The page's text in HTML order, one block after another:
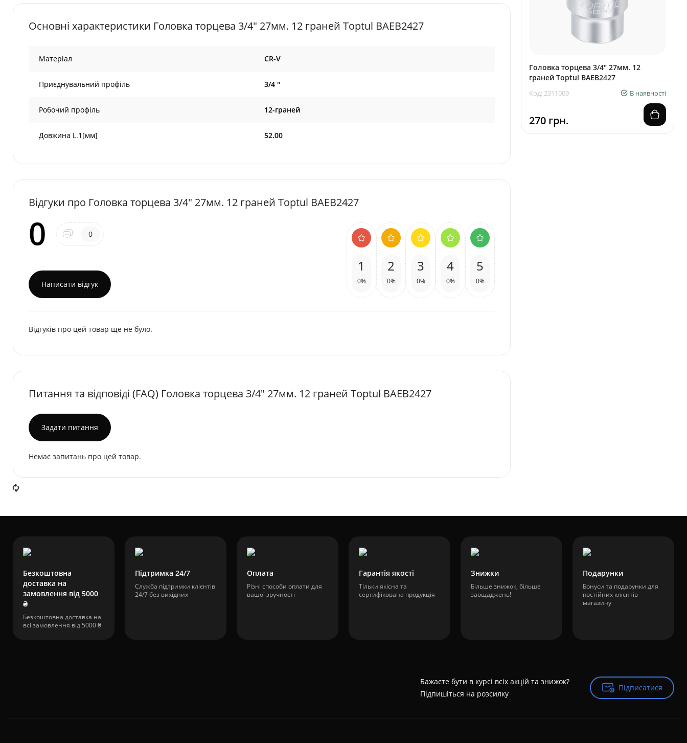
Основні характеристики Головка торцева 3/4" 27мм. 12 граней Toptul BAEB2427
Матеріал CR-V
Приєднувальний профіль 3/4 "
Робочий профіль 12-граней
Довжина L.1[мм] 52.00
Відгуки про Головка торцева 3/4" 27мм. 12 граней Toptul BAEB2427
0 0
Написати відгук
1
0%
2
0%
3
0%
4
0%
5
0%
Відгуків про цей товар ще не було.
Питання та відповіді (FAQ) Головка торцева 3/4" 27мм. 12 граней Toptul BAEB2427
Задати питання
Немає запитань про цей товар.
Головка торцева 3/4" 27мм. 12
граней Toptul BAEB2427
Код: 2311009 В наявності
270 грн.
Безкоштовна
доставка на
замовлення від 5000
₴
Безкоштовна доставка на
всі замовлення від 5000 ₴
Підтримка 24/7
Служба підтримки клієнтів
24/7 без вихідних
Оплата
Різні способи оплати для
вашої зручності
Гарантія якості
Тільки якісна та
сертифікована продукція
Знижки
Більше знижок, більше
заощаджень!
Подарунки
Бонуси та подарунки для
постійних клієнтів
магазину
Бажаєте бути в курсі всіх акцій та знижок?
Підпишіться на розсилку
Підписатися
Підписатися